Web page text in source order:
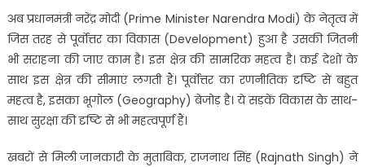
अब प्रधानमंत्री नरेंद्र मोदी (Prime Minister Narendra Modi) के नेतृत्व में
जिस तरह से पूर्वोत्तर का विकास (Development) हुआ है उसकी जितनी
भी सराहना की जाए काम है। इस क्षेत्र की सामरिक महत्व है। कई देशों के
साथ इस क्षेत्र की सीमाएं लगती हैं। पूर्वोत्तर का रणनीतिक दृष्टि से बहुत
महत्व है, इसका भूगोल (Geography) बेजोड़ है। ये सड़कें विकास के साथ-
साथ सुरक्षा की दृष्टि से भी महत्वपूर्ण हैं।
खबरों से मिली जानकारी के मुताबिक, राजनाथ सिंह (Rajnath Singh) ने